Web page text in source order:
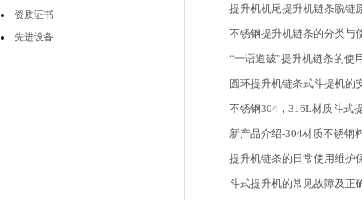
资质证书
先进设备
提升机机尾提升机链条脱链
不锈钢提升机链条的分类与
“一语道破”提升机链条的使
圆环提升机链条式斗提机的
不锈钢304，316L材质斗式
新产品介绍-304材质不锈钢
提升机链条的日常使用维护
斗式提升机的常见故障及正